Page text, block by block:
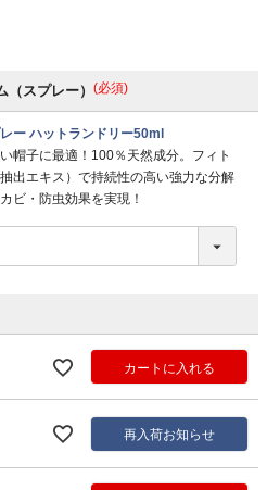
スプレー） (必須)
ー ハットランドリー50ml
帽子に最適！100％天然成分。フィト
出エキス）で持続性の高い強力な分解
ビ・防虫効果を実現！
カートに入れる
再入荷お知らせ